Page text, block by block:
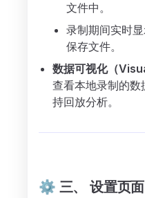
文件中。
录制期间实时
保存文件。
数据可视化（
查看本地录制的数
持回放分析。
⚙️ 三、 设置页面